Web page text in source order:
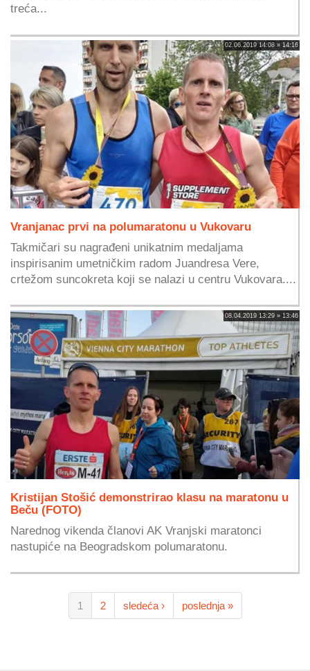
treća...
02.06.2019 14:08 » 14:16
Vranjanac prvi na polumaratonu u Vukovaru
Takmičari su nagrađeni unikatnim medaljama
inspirisanim umetničkim radom Juandresa Vere,
crtežom suncokreta koji se nalazi u centru Vukovara....
08.04.2019 13:29 » 13:46
Kristijan Stošić demonstrirao klasu na maratonu u
Beču (FOTO)
Narednog vikenda članovi AK Vranjski maratonci
nastupiće na Beogradskom polumaratonu.
1 2 sledeća › poslednja »